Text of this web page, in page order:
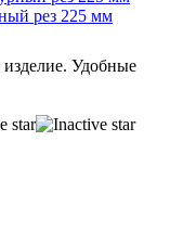
рез 225 мм
Удобные